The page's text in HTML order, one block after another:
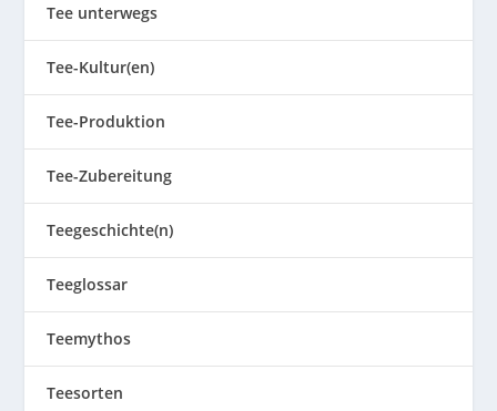
Tee unterwegs
Tee-Kultur(en)
Tee-Produktion
Tee-Zubereitung
Teegeschichte(n)
Teeglossar
Teemythos
Teesorten